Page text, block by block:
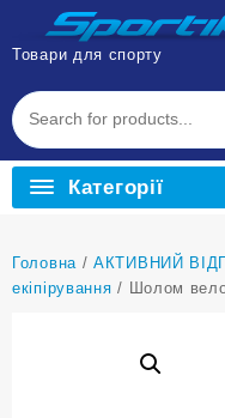
Перейти
вмісту
Товари для спорту
Категорії
Головна /АКТИВНИЙ
екіпірування / Шолом